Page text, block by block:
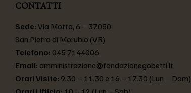
CONTATTI
Sede: Via Motta, 6 – 37050
San Pietro di Morubio (VR)
Telefono: 045 7144006
Email: amministrazione@fondazionegobetti.it
Orari Visite: 9.30 – 11.30 e 16 – 17.30 (Lun – Dom)